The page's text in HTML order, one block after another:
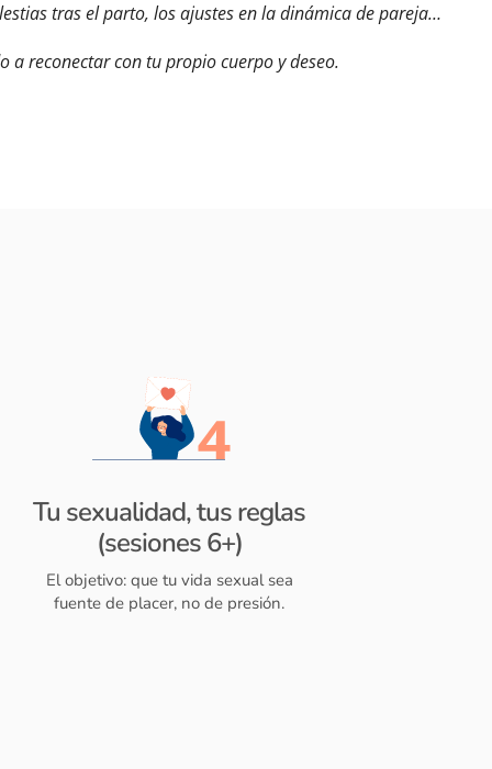
tras el parto, los ajustes en la dinámica de pareja…
reconectar con tu propio cuerpo y deseo.
Tu sexualidad, tus reglas
(sesiones 6+)
El objetivo: que tu vida sexual sea
fuente de placer, no de presión.